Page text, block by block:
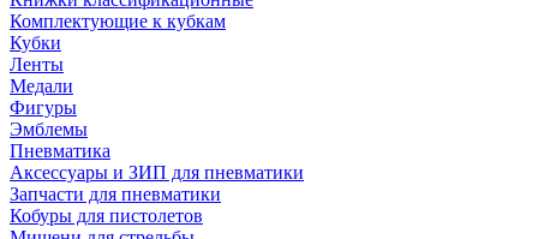
Комплектующие к кубкам
Кубки
Ленты
Медали
Фигуры
Эмблемы
Пневматика
Аксессуары и ЗИП для пневматики
Запчасти для пневматики
Кобуры для пистолетов